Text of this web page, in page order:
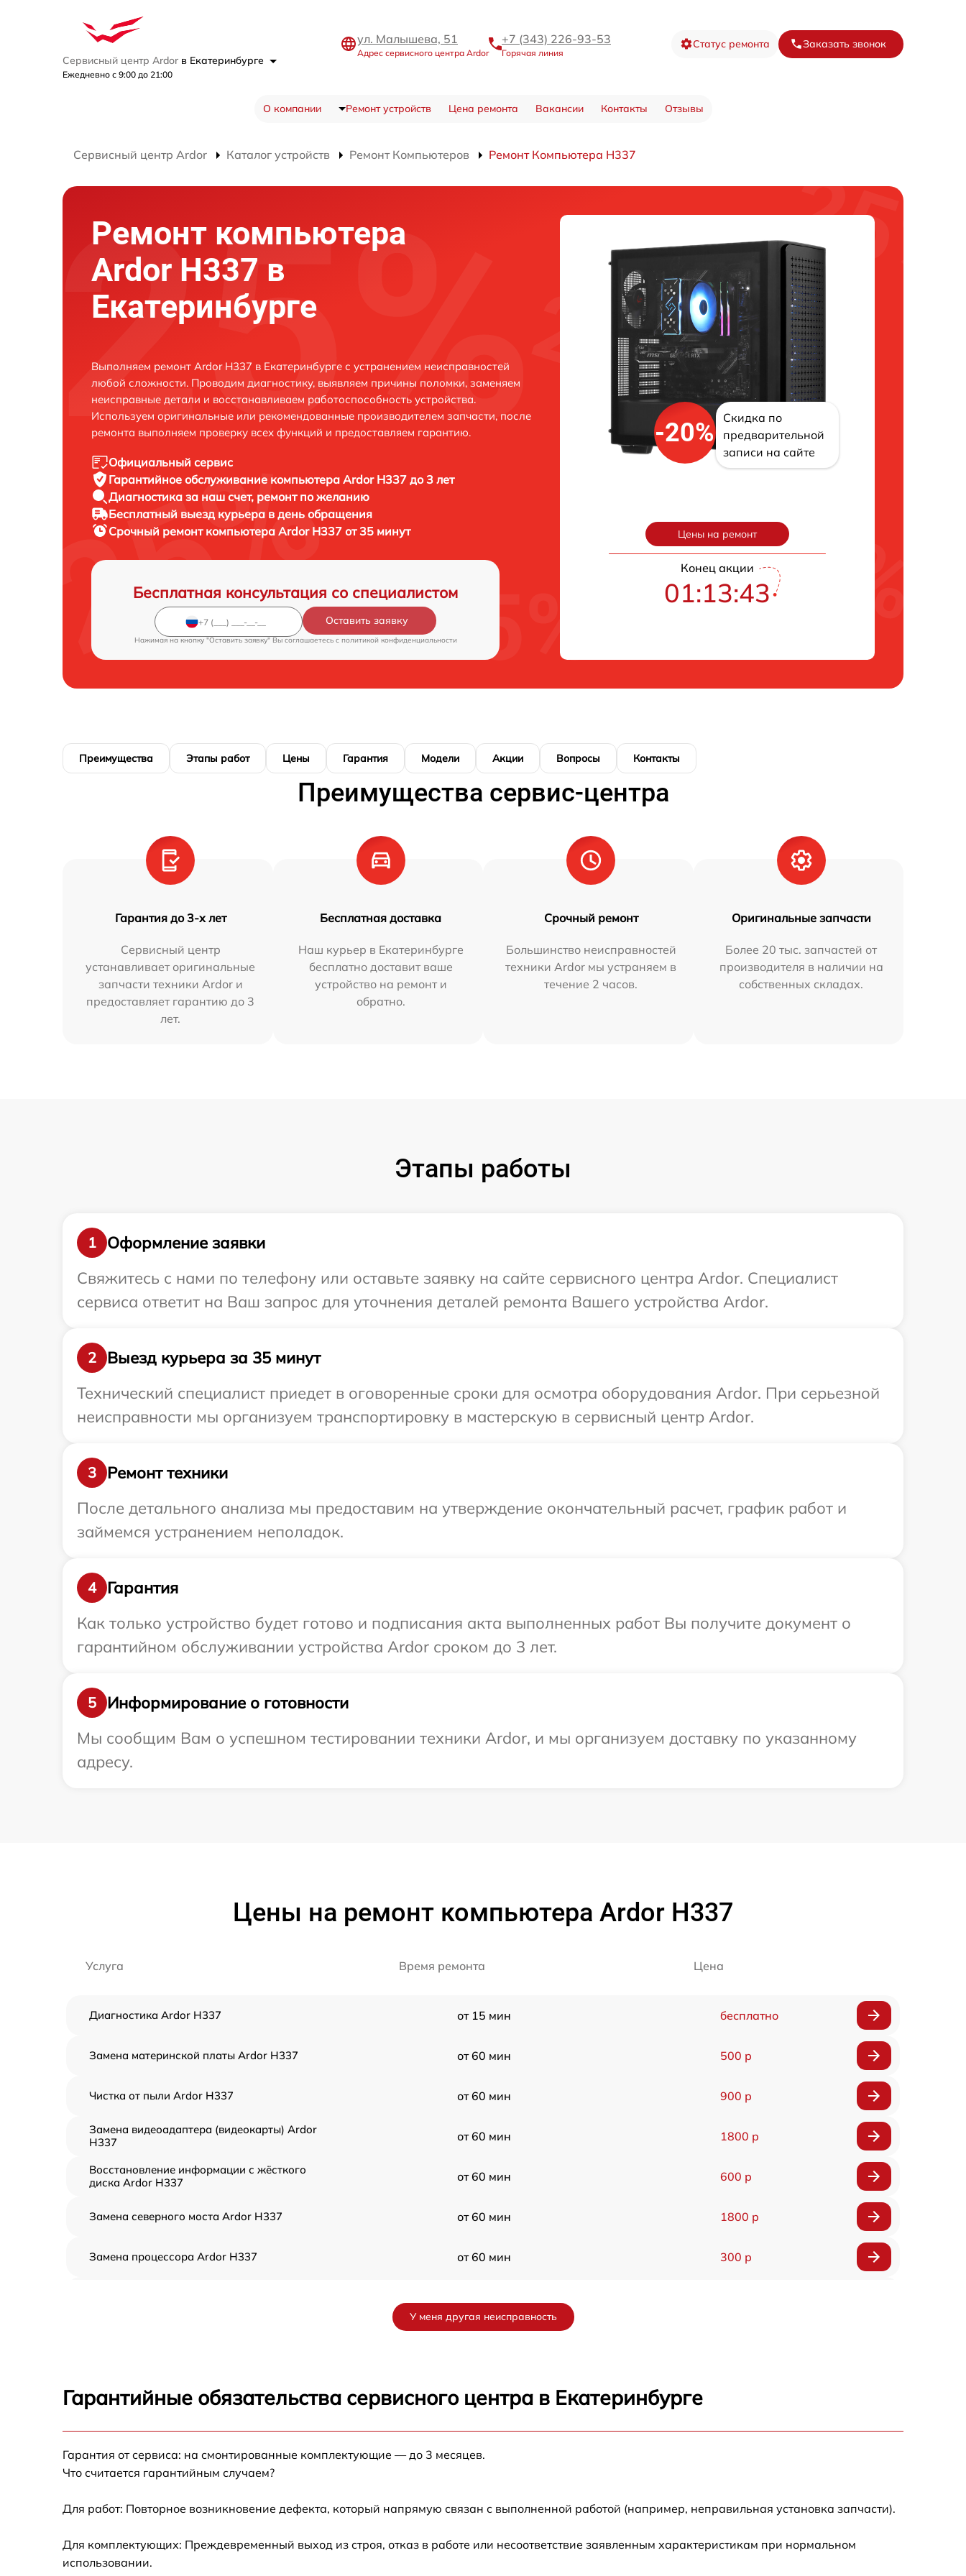
Сервисный центр Ardor в Екатеринбурге
Ежедневно с 9:00 до 21:00
ул. Малышева, 51
Адрес сервисного центра Ardor
+7 (343) 226-93-53
Горячая линия
Статус ремонта Заказать звонок
О компании Ремонт устройств Цена ремонта Вакансии Контакты Отзывы
Сервисный центр Ardor Каталог устройств Ремонт Компьютеров Ремонт Компьютера H337
Ремонт компьютера
Ardor H337 в
Екатеринбурге
Выполняем ремонт Ardor H337 в Екатеринбурге с устранением неисправностей
любой сложности. Проводим диагностику, выявляем причины поломки, заменяем
неисправные детали и восстанавливаем работоспособность устройства.
Используем оригинальные или рекомендованные производителем запчасти, после
ремонта выполняем проверку всех функций и предоставляем гарантию.
Официальный сервис
Гарантийное обслуживание компьютера Ardor H337 до 3 лет
Диагностика за наш счет, ремонт по желанию
Бесплатный выезд курьера в день обращения
Срочный ремонт компьютера Ardor H337 от 35 минут
Бесплатная консультация со специалистом
Оставить заявку
Нажимая на кнопку "Оставить заявку" Вы соглашаетесь c политикой конфиденциальности
-20%
Скидка по
предварительной
записи на сайте
Цены на ремонт
Конец акции
01:13:42
Преимущества Этапы работ Цены Гарантия Модели Акции Вопросы Контакты
Преимущества сервис-центра
Гарантия до 3-х лет
Сервисный центр
устанавливает оригинальные
запчасти техники Ardor и
предоставляет гарантию до 3
лет.
Бесплатная доставка
Наш курьер в Екатеринбурге
бесплатно доставит ваше
устройство на ремонт и
обратно.
Срочный ремонт
Большинство неисправностей
техники Ardor мы устраняем в
течение 2 часов.
Оригинальные запчасти
Более 20 тыс. запчастей от
производителя в наличии на
собственных складах.
Этапы работы
1
Оформление заявки
Свяжитесь с нами по телефону или оставьте заявку на сайте сервисного центра Ardor. Специалист
сервиса ответит на Ваш запрос для уточнения деталей ремонта Вашего устройства Ardor.
2
Выезд курьера за 35 минут
Технический специалист приедет в оговоренные сроки для осмотра оборудования Ardor. При серьезной
неисправности мы организуем транспортировку в мастерскую в сервисный центр Ardor.
3
Ремонт техники
После детального анализа мы предоставим на утверждение окончательный расчет, график работ и
займемся устранением неполадок.
4
Гарантия
Как только устройство будет готово и подписания акта выполненных работ Вы получите документ о
гарантийном обслуживании устройства Ardor сроком до 3 лет.
5
Информирование о готовности
Мы сообщим Вам о успешном тестировании техники Ardor, и мы организуем доставку по указанному
адресу.
Цены на ремонт компьютера Ardor H337
Услуга Время ремонта Цена
Диагностика Ardor H337 от 15 мин бесплатно
Замена материнской платы Ardor H337 от 60 мин 500 р
Чистка от пыли Ardor H337 от 60 мин 900 р
Замена видеоадаптера (видеокарты) Ardor
H337
от 60 мин 1800 р
Восстановление информации с жёсткого
диска Ardor H337
от 60 мин 600 р
Замена северного моста Ardor H337 от 60 мин 1800 р
Замена процессора Ardor H337 от 60 мин 300 р
Замена звуковой платы Ardor H337 от 60 мин
У меня другая неисправность
Гарантийные обязательства сервисного центра в Екатеринбурге
Гарантия от сервиса: на смонтированные комплектующие — до 3 месяцев.
Что считается гарантийным случаем?
Для работ: Повторное возникновение дефекта, который напрямую связан с выполненной работой (например, неправильная установка запчасти).
Для комплектующих: Преждевременный выход из строя, отказ в работе или несоответствие заявленным характеристикам при нормальном
использовании.